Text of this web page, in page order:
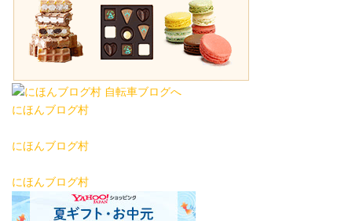
にほんブログ村
にほんブログ村
にほんブログ村